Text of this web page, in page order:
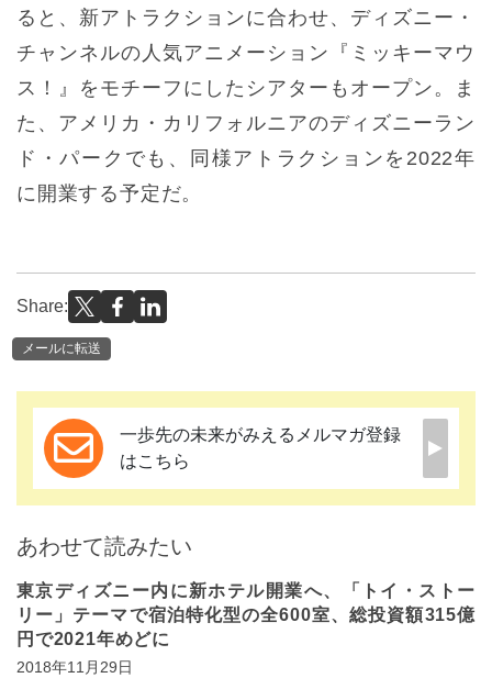
ると、新アトラクションに合わせ、ディズニー・
チャンネルの人気アニメーション『ミッキーマウ
ス！』をモチーフにしたシアターもオープン。ま
た、アメリカ・カリフォルニアのディズニーラン
ド・パークでも、同様アトラクションを2022年
に開業する予定だ。
Share:
メールに転送
一歩先の未来がみえるメルマガ登録
はこちら
あわせて読みたい
東京ディズニー内に新ホテル開業へ、「トイ・ストー
リー」テーマで宿泊特化型の全600室、総投資額315億
円で2021年めどに
2018年11月29日